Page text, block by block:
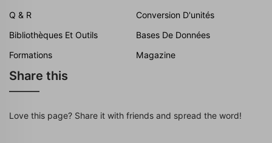
Q & R
Conversion D'unités
Bibliothèques Et Outils
Bases De Données
Formations
Magazine
Share this
Love this page? Share it with friends and spread the word!